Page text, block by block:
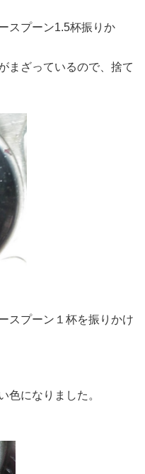
スプーン1.5杯振りか
まざっているので、捨て
スプーン１杯を振りかけ
色になりました。